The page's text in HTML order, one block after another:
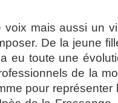
voix mais aussi un
De la jeune
eu toute une
de la
pour